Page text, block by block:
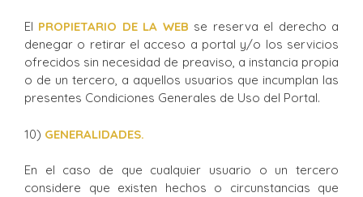
El PROPIETARIO DE LA WEB se reserva el derecho a
denegar o retirar el acceso a portal y/o los servicios
ofrecidos sin necesidad de preaviso, a instancia propia
o de un tercero, a aquellos usuarios que incumplan las
presentes Condiciones Generales de Uso del Portal.
10) GENERALIDADES.
En el caso de que cualquier usuario o un tercero
considere que existen hechos o circunstancias que